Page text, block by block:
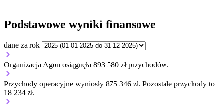
Podstawowe wyniki finansowe
dane za rok
Organizacja Agon osiągnęła 893 580 zł przychodów.
Przychody operacyjne wyniosły 875 346 zł. Pozostałe przychody to
18 234 zł.